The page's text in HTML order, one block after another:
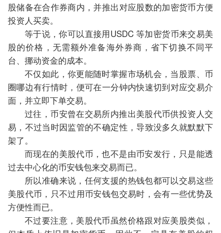
股储备在合作券商内，并推出对应股数的加密货币方便
投资人买卖。
等于说，你可以直接用USDC 等加密货币来交易美
股的价格，无需额外准备海外券商，省下切换不同平
台、挪动资金的成本。
不仅如此，你更能随时掌握市场机会，当股票、币
圈哪边有行情时，便可在一分钟内快速切到对应交易介
面，并立即下单交易。
过往，币安曾在交易所内推出美股代币供投资人交
易，不过当时因监管的不确定性，导致没多久就默默下
架了。
而现在的美股代币，也不是由币安发行，只是能透
过去中心化的币安钱包来交易而已。
所以准确来说，任何支援的热钱包都可以交易这些
美股代币，只不过用币安钱包交易时，会有一些优势及
方便性而已。
不过要注意，美股代币虽然价格跟对应美股类似，